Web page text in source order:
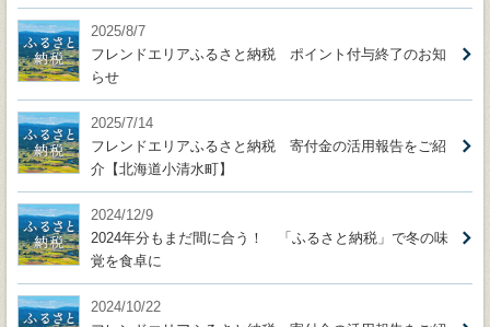
2025/8/7
フレンドエリアふるさと納税 ポイント付与終了のお知
らせ
2025/7/14
フレンドエリアふるさと納税 寄付金の活用報告をご紹
介【北海道小清水町】
2024/12/9
2024年分もまだ間に合う！ 「ふるさと納税」で冬の味
覚を食卓に
2024/10/22